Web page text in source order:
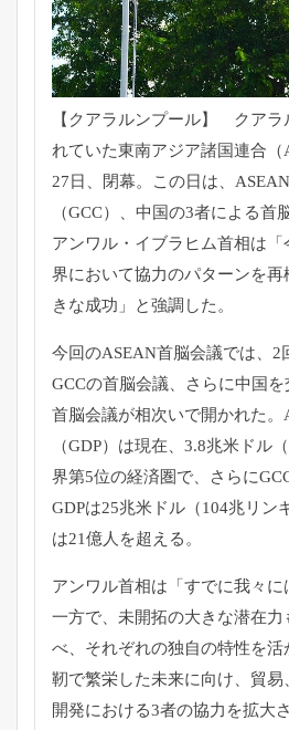
【クアラルンプール】 クアラ
れていた東南アジア諸国連合（
27日、閉幕。この日は、ASEAN
（GCC）、 中国の3者による首
アンワル・ イブラヒム首相は「
界において協力のパターンを再
きな成功」と強調した。
今回のASEAN首脳会議では、2
GCCの首脳会議、
さらに中国
首脳会議が相次いで開かれた。
（GDP）は現在、3.8兆米ドル（
界第5位の経済圏で、さらにGCC
GDPは25兆米ドル（104兆リン
は21億人を超える。
アンワル首相は「すでに我々に
一方で、 未開拓の大きな潜在
べ、 それぞれの独自の特性を活
靭で繁栄した未来に向け、貿易
開発における3者の協力を拡大